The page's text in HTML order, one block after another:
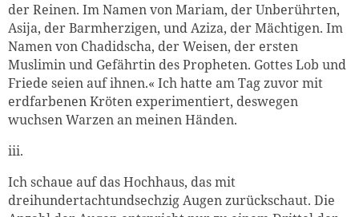
der Reinen. Im Namen von Mariam, der Unberührten,
Asija, der Barmherzigen, und Aziza, der Mächtigen. Im
Namen von Chadidscha, der Weisen, der ersten
Muslimin und Gefährtin des Propheten. Gottes Lob und
Friede seien auf ihnen.« Ich hatte am Tag zuvor mit
erdfarbenen Kröten experimentiert, deswegen
wuchsen Warzen an meinen Händen.
iii.
Ich schaue auf das Hochhaus, das mit
dreihundertachtundsechzig Augen zurückschaut. Die